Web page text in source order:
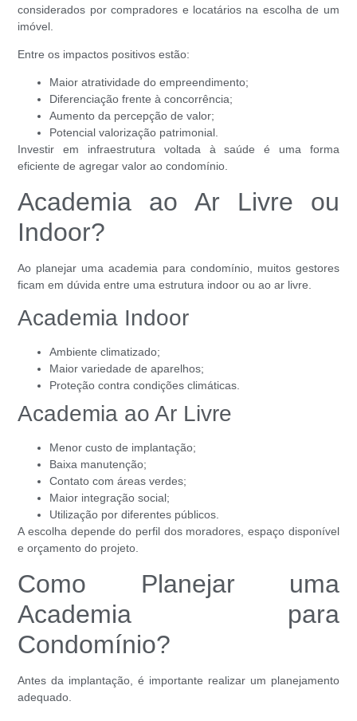
considerados por compradores e locatários na escolha de um
imóvel.
Entre os impactos positivos estão:
Maior atratividade do empreendimento;
Diferenciação frente à concorrência;
Aumento da percepção de valor;
Potencial valorização patrimonial.
Investir em infraestrutura voltada à saúde é uma forma
eficiente de agregar valor ao condomínio.
Academia ao Ar Livre ou
Indoor?
Ao planejar uma academia para condomínio, muitos gestores
ficam em dúvida entre uma estrutura indoor ou ao ar livre.
Academia Indoor
Ambiente climatizado;
Maior variedade de aparelhos;
Proteção contra condições climáticas.
Academia ao Ar Livre
Menor custo de implantação;
Baixa manutenção;
Contato com áreas verdes;
Maior integração social;
Utilização por diferentes públicos.
A escolha depende do perfil dos moradores, espaço disponível
e orçamento do projeto.
Como Planejar uma
Academia para
Condomínio?
Antes da implantação, é importante realizar um planejamento
adequado.